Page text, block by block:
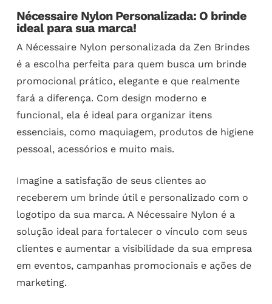
Nécessaire Nylon Personalizada: O brinde
ideal para sua marca!
A Nécessaire Nylon personalizada da Zen Brindes
é a escolha perfeita para quem busca um brinde
promocional prático, elegante e que realmente
fará a diferença. Com design moderno e
funcional, ela é ideal para organizar itens
essenciais, como maquiagem, produtos de higiene
pessoal, acessórios e muito mais.
Imagine a satisfação de seus clientes ao
receberem um brinde útil e personalizado com o
logotipo da sua marca. A Nécessaire Nylon é a
solução ideal para fortalecer o vínculo com seus
clientes e aumentar a visibilidade da sua empresa
em eventos, campanhas promocionais e ações de
marketing.